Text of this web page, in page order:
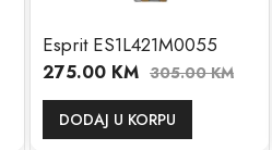
Esprit ES1L421M0055
275.00KM 305.00KM
DODAJ U KORPU